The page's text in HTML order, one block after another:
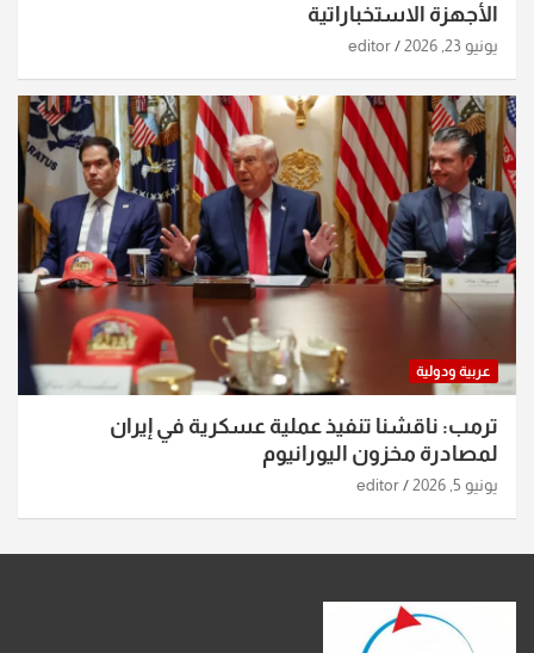
الأجهزة الاستخباراتية
يونيو 23, 2026 editor
عربية ودولية
ترمب: ناقشنا تنفيذ عملية عسكرية في إيران
لمصادرة مخزون اليورانيوم
يونيو 5, 2026 editor